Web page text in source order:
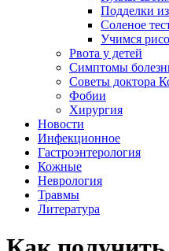
Подделки
Соленое
Учимся
Рвота у детей
Симптомы
Советы доктора
Фобии
Хирургия
Новости
Инфекционное
Гастроэнтерология
Кожные
Неврология
Травмы
Литература